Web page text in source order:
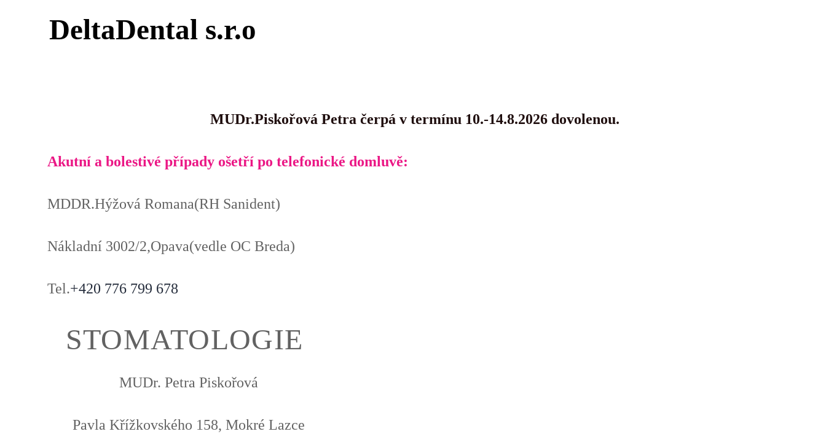
DeltaDental s.r.o
MUDr.Piskořová Petra čerpá v termínu 10.-14.8.2026 dovolenou.
Akutní a bolestivé případy ošetří po telefonické domluvě:
MDDR.Hýžová Romana(RH Sanident)
Nákladní 3002/2,Opava(vedle OC Breda)
Tel.+420 776 799 678
STOMATOLOGIE
MUDr. Petra Piskořová
Pavla Křížkovského 158, Mokré Lazce